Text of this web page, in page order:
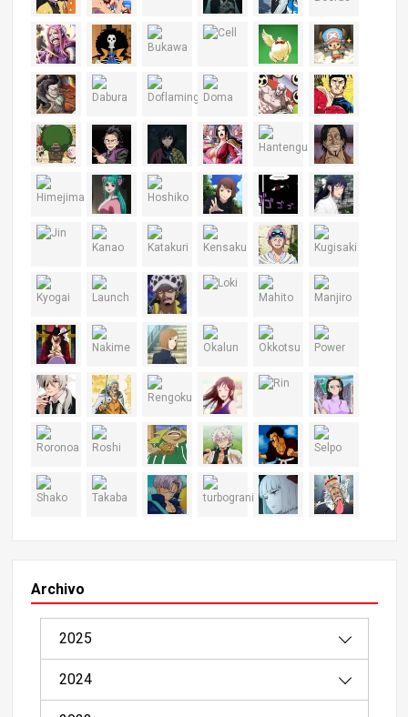
Archivo
2025
08/2025（1）
2024